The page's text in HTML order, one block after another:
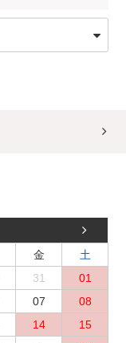
金
土
31
01
07
08
14
15